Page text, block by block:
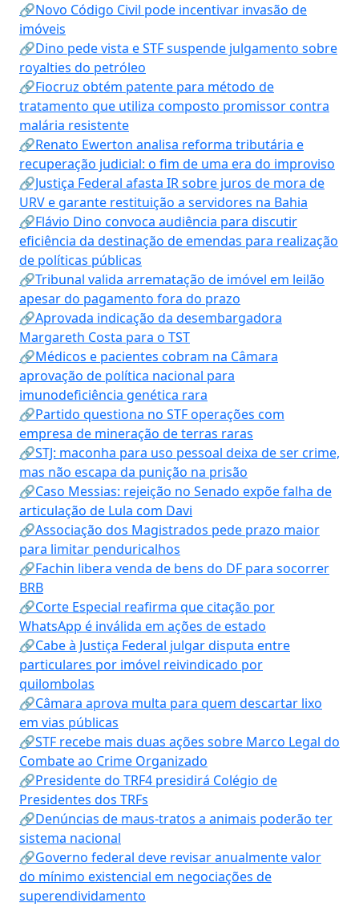
🔗Novo Código Civil pode incentivar invasão de
imóveis
🔗Dino pede vista e STF suspende julgamento sobre
royalties do petróleo
🔗Fiocruz obtém patente para método de
tratamento que utiliza composto promissor contra
malária resistente
🔗Renato Ewerton analisa reforma tributária e
recuperação judicial: o fim de uma era do improviso
🔗Justiça Federal afasta IR sobre juros de mora de
URV e garante restituição a servidores na Bahia
🔗Flávio Dino convoca audiência para discutir
eficiência da destinação de emendas para realização
de políticas públicas
🔗Tribunal valida arrematação de imóvel em leilão
apesar do pagamento fora do prazo
🔗Aprovada indicação da desembargadora
Margareth Costa para o TST
🔗Médicos e pacientes cobram na Câmara
aprovação de política nacional para
imunodeficiência genética rara
🔗Partido questiona no STF operações com
empresa de mineração de terras raras
🔗STJ: maconha para uso pessoal deixa de ser crime,
mas não escapa da punição na prisão
🔗Caso Messias: rejeição no Senado expõe falha de
articulação de Lula com Davi
🔗Associação dos Magistrados pede prazo maior
para limitar penduricalhos
🔗Fachin libera venda de bens do DF para socorrer
BRB
🔗Corte Especial reafirma que citação por
WhatsApp é inválida em ações de estado
🔗Cabe à Justiça Federal julgar disputa entre
particulares por imóvel reivindicado por
quilombolas
🔗Câmara aprova multa para quem descartar lixo
em vias públicas
🔗STF recebe mais duas ações sobre Marco Legal do
Combate ao Crime Organizado
🔗Presidente do TRF4 presidirá Colégio de
Presidentes dos TRFs
🔗Denúncias de maus-tratos a animais poderão ter
sistema nacional
🔗Governo federal deve revisar anualmente valor
do mínimo existencial em negociações de
superendividamento